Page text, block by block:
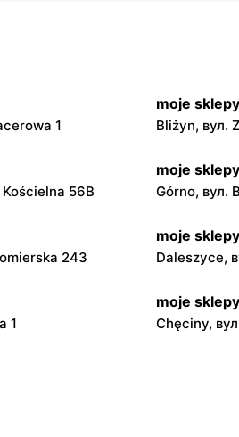
1
moje sklepy
Bliżyn, вул.
56B
moje sklepy
Górno, вул.
243
moje sklepy
Daleszyce,
1
moje sklepy
Chęciny,
44